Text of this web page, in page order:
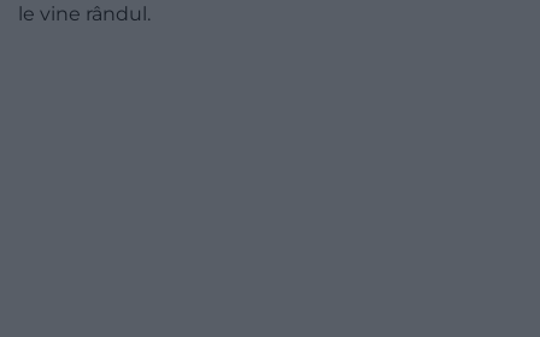
le vine rândul.